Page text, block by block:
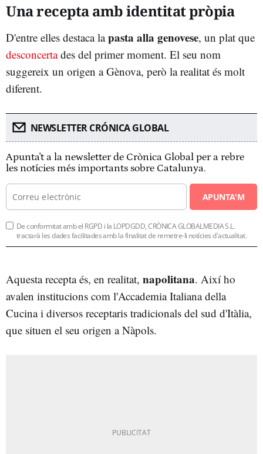
Una recepta amb identitat pròpia
D'entre elles destaca lapasta alla genovese, un plat que
desconcertades del primer moment. El seu nom
suggereix un origen a Gènova, però la realitat és molt
diferent.
NEWSLETTER CRÓNICA GLOBAL
Apunta't a la newsletter de Crònica Global per a rebre
les notícies més importants sobre Catalunya.
APUNTA'M
De conformitat amb el RGPD i la LOPDGDD, CRÒNICA GLOBALMEDIA S.L.
tractarà les dades facilitades amb la finalitat de remetre-li notícies d'actualitat.
Aquesta recepta és, en realitat, napolitana. Així ho
avalen institucions com l'Accademia Italiana della
Cucina i diversos receptaris tradicionals del sud d'Itàlia,
que situen el seu origen a Nàpols.